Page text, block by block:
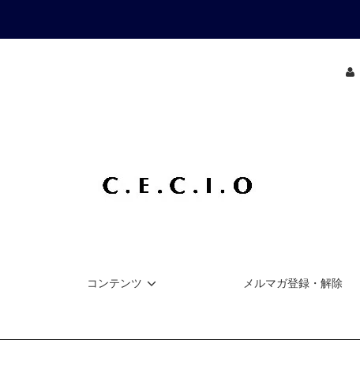
コンテンツ メルマガ登録・解除